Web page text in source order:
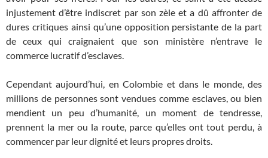
injustement d’être indiscret par son zèle et a dû affronter de
dures critiques ainsi qu’une opposition persistante de la part
de ceux qui craignaient que son ministère n’entrave le
commerce lucratif d’esclaves.
Cependant aujourd’hui, en Colombie et dans le monde, des
millions de personnes sont vendues comme esclaves, ou bien
mendient un peu d’humanité, un moment de tendresse,
prennent la mer ou la route, parce qu’elles ont tout perdu, à
commencer par leur dignité et leurs propres droits.